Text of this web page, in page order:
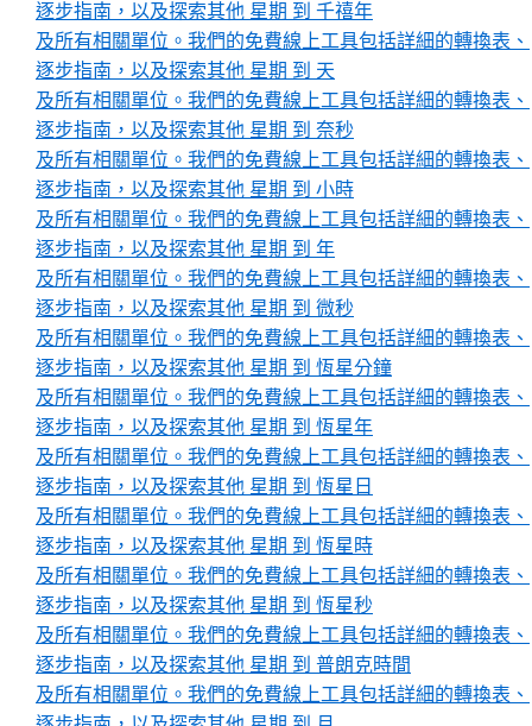
逐步指南，以及探索其他 星期 到 千禧年
及所有相關單位。我們的免費線上工具包括詳細的轉換表、
逐步指南，以及探索其他 星期 到 天
及所有相關單位。我們的免費線上工具包括詳細的轉換表、
逐步指南，以及探索其他 星期 到 奈秒
及所有相關單位。我們的免費線上工具包括詳細的轉換表、
逐步指南，以及探索其他 星期 到 小時
及所有相關單位。我們的免費線上工具包括詳細的轉換表、
逐步指南，以及探索其他 星期 到 年
及所有相關單位。我們的免費線上工具包括詳細的轉換表、
逐步指南，以及探索其他 星期 到 微秒
及所有相關單位。我們的免費線上工具包括詳細的轉換表、
逐步指南，以及探索其他 星期 到 恆星分鐘
及所有相關單位。我們的免費線上工具包括詳細的轉換表、
逐步指南，以及探索其他 星期 到 恆星年
及所有相關單位。我們的免費線上工具包括詳細的轉換表、
逐步指南，以及探索其他 星期 到 恆星日
及所有相關單位。我們的免費線上工具包括詳細的轉換表、
逐步指南，以及探索其他 星期 到 恆星時
及所有相關單位。我們的免費線上工具包括詳細的轉換表、
逐步指南，以及探索其他 星期 到 恆星秒
及所有相關單位。我們的免費線上工具包括詳細的轉換表、
逐步指南，以及探索其他 星期 到 普朗克時間
及所有相關單位。我們的免費線上工具包括詳細的轉換表、